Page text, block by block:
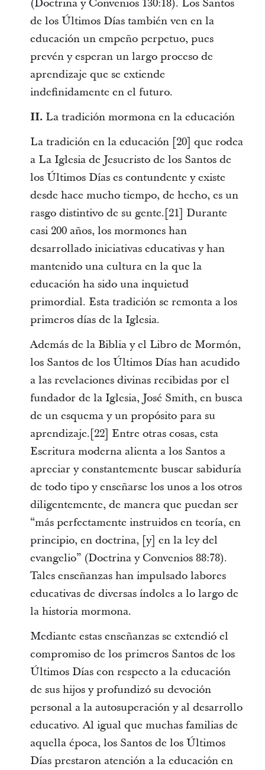
(Doctrina y Convenios 130:18). Los Santos
de los Últimos Días también ven en la
educación un empeño perpetuo, pues
prevén y esperan un largo proceso de
aprendizaje que se extiende
indefinidamente en el futuro.
II. La tradición mormona en la educación
La tradición en la educación [20] que rodea
a La Iglesia de Jesucristo de los Santos de
los Últimos Días es contundente y existe
desde hace mucho tiempo, de hecho, es un
rasgo distintivo de su gente.[21] Durante
casi 200 años, los mormones han
desarrollado iniciativas educativas y han
mantenido una cultura en la que la
educación ha sido una inquietud
primordial. Esta tradición se remonta a los
primeros días de la Iglesia.
Además de la Biblia y el Libro de Mormón,
los Santos de los Últimos Días han acudido
a las revelaciones divinas recibidas por el
fundador de la Iglesia, José Smith, en busca
de un esquema y un propósito para su
aprendizaje.[22] Entre otras cosas, esta
Escritura moderna alienta a los Santos a
apreciar y constantemente buscar sabiduría
de todo tipo y enseñarse los unos a los otros
diligentemente, de manera que puedan ser
“más perfectamente instruidos en teoría, en
principio, en doctrina, [y] en la ley del
evangelio” (Doctrina y Convenios 88:78).
Tales enseñanzas han impulsado labores
educativas de diversas índoles a lo largo de
la historia mormona.
Mediante estas enseñanzas se extendió el
compromiso de los primeros Santos de los
Últimos Días con respecto a la educación
de sus hijos y profundizó su devoción
personal a la autosuperación y al desarrollo
educativo. Al igual que muchas familias de
aquella época, los Santos de los Últimos
Días prestaron atención a la educación en